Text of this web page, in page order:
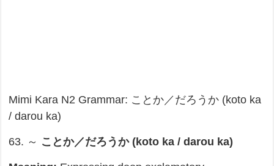
Mimi Kara N2 Grammar: ことか／だろうか (koto ka
/ darou ka)
63. ～ ことか／だろうか (koto ka / darou ka)